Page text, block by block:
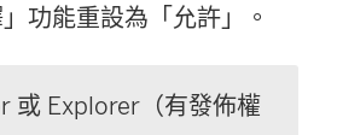
功能重設為「允許」。
或 Explorer（有發佈權